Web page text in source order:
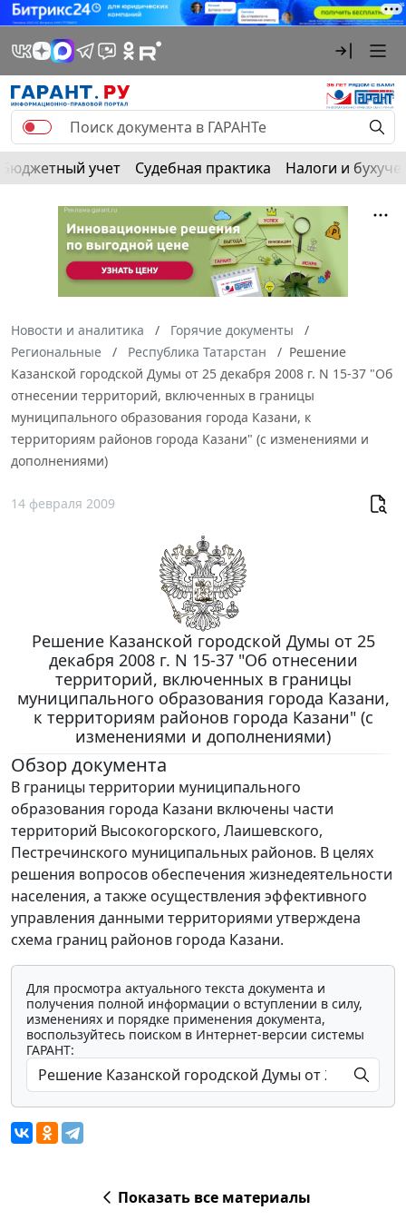
Бюджетный учет Судебная практика Налоги и
Новости и аналитика
Горячие документы
Региональные
Республика Татарстан
Решение
Казанской городской Думы от 25 декабря 2008 г. N 15-37 "Об
отнесении территорий, включенных в границы
муниципального образования города Казани, к
территориям районов города Казани" (с изменениями и
дополнениями)
14 февраля 2009
Решение Казанской городской Думы от 25
декабря 2008 г. N 15-37 "Об отнесении
территорий, включенных в границы
муниципального образования города Казани,
к территориям районов города Казани" (с
изменениями и дополнениями)
Обзор документа
В границы территории муниципального
образования города Казани включены части
территорий Высокогорского, Лаишевского,
Пестречинского муниципальных районов. В целях
решения вопросов обеспечения жизнедеятельности
населения, а также осуществления эффективного
управления данными территориями утверждена
схема границ районов города Казани.
Для просмотра актуального текста документа и
получения полной информации о вступлении в силу,
изменениях и порядке применения документа,
воспользуйтесь поиском в Интернет-версии системы
ГАРАНТ:
Показать все материалы